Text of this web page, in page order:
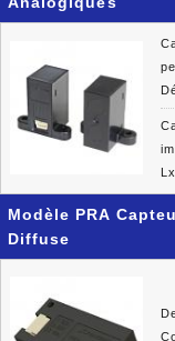
Modèle PRA
Diffuse